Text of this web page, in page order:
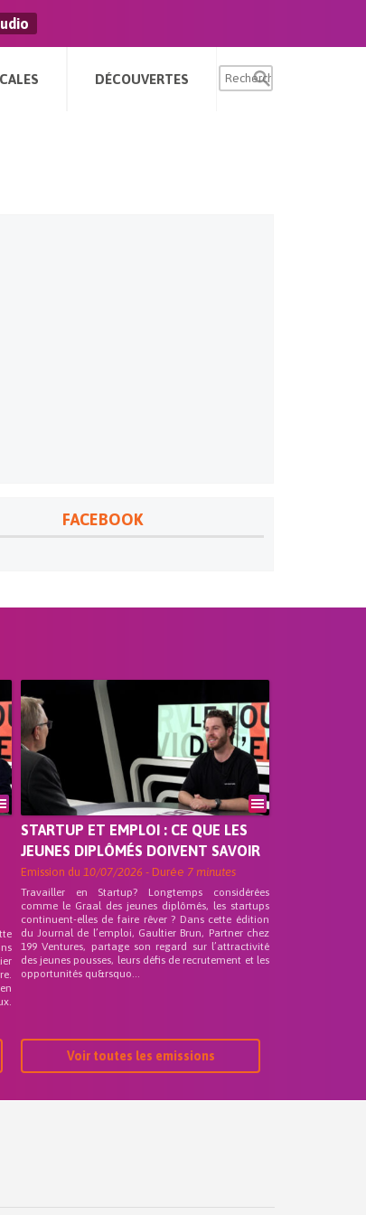
DÉCOUVERTES
FACEBOOK
STARTUP ET EMPLOI : CE QUE LES
JEUNES DIPLÔMÉS DOIVENT SAVOIR
Emission du 10/07/2026 - Durée 7 minutes
Travailler en Startup? Longtemps considérées
comme le Graal des jeunes diplômés, les startups
continuent-elles de faire rêver ? Dans cette édition
du Journal de l’emploi, Gaultier Brun, Partner chez
199 Ventures, partage son regard sur l’attractivité
des jeunes pousses, leurs défis de recrutement et les
opportunités qu&rsquo...
Voir toutes les emissions